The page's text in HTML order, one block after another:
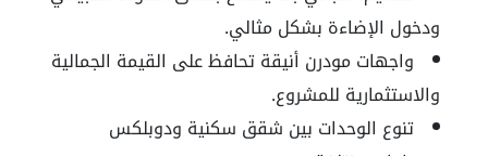
ودخول الإضاءة بشكل مثالي.
واجهات مودرن أنيقة تحافظ على القيمة الجمالية
والاستثمارية للمشروع.
تنوع الوحدات بين شقق سكنية ودوبلكس